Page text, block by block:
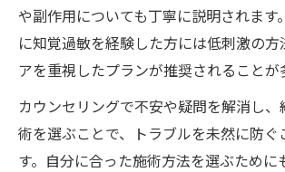
や副作用についても丁寧に説明されます
に知覚過敏を経験した方には低刺激の
アを重視したプランが推奨されることが
カウンセリングで不安や疑問を解消し
術を選ぶことで、トラブルを未然に防ぐ
す。自分に合った施術方法を選ぶために